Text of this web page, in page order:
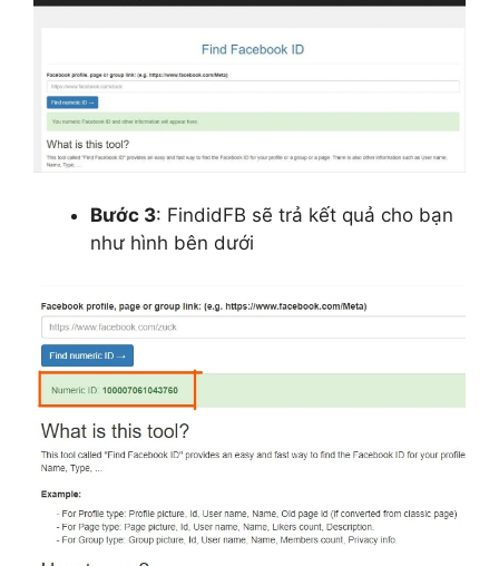
Bước 3: FindidFB sẽ trả kết quả cho bạn
như hình bên dưới